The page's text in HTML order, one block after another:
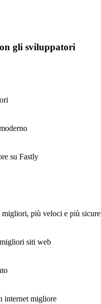
gli sviluppatori
su Fastly
migliori, più veloci e più sicure
siti web
internet migliore